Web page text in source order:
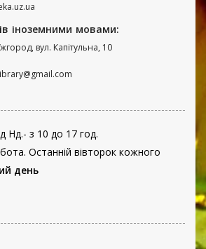
іноземними мовами:
вул. Капітульна, 10
Нд.- з 10 до 17 год.
Останній вівторок кожного
день